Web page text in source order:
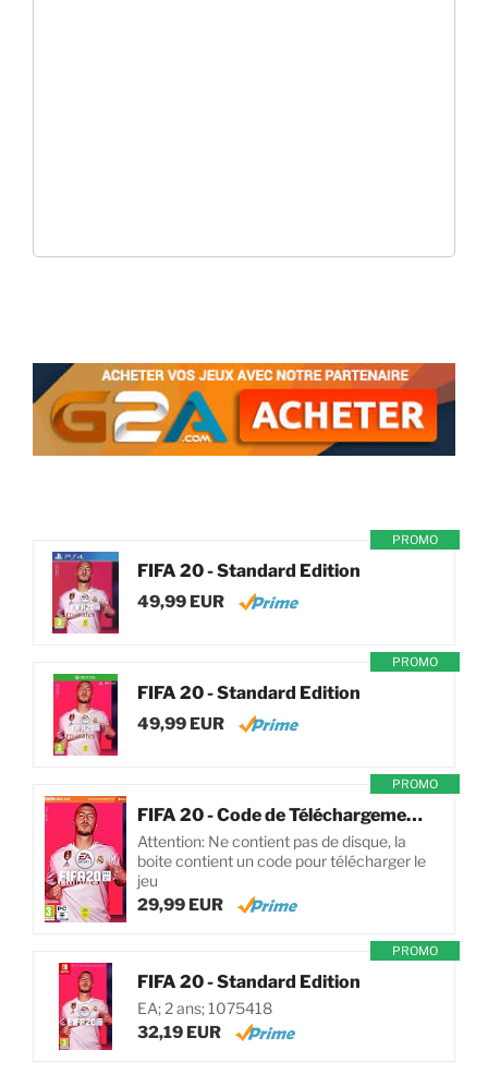
PROMO
FIFA 20 - Standard Edition
49,99 EUR
PROMO
FIFA 20 - Standard Edition
49,99 EUR
PROMO
FIFA 20 - Code de Téléchargement pour PC
Attention: Ne contient pas de disque, la
boite contient un code pour télécharger le
jeu
29,99 EUR
PROMO
FIFA 20 - Standard Edition
EA; 2 ans; 1075418
32,19 EUR